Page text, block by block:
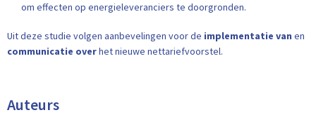
om effecten op energieleveranciers te doorgronden.
Uit deze studie volgen aanbevelingen voor de implementatie van en
communicatie overhet nieuwe nettariefvoorstel.
Auteurs